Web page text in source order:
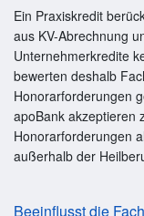
Ein Praxiskredit
aus KV-Abrechnung
Unternehmerkredite
bewerten deshalb
Honorarforderungen
apoBank akzeptieren
Honorarforderungen
außerhalb der
Beeinflusst die